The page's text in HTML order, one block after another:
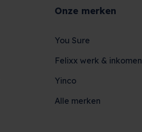
Onze merken
You Sure
Felixx werk & inkomen
Yinco
Alle merken